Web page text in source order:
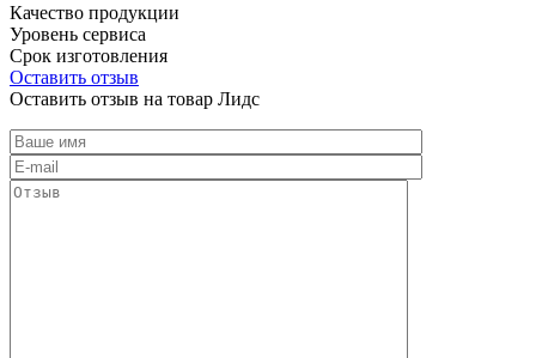
Качество продукции
Уровень сервиса
Срок изготовления
Оставить отзыв
Оставить отзыв на товар Лидс